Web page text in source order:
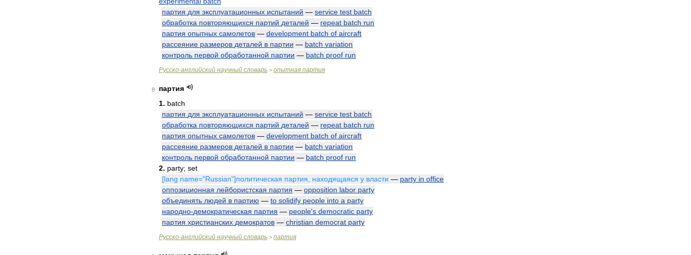
партия для эксплуатационных испытаний — service test batch
обработка повторяющихся партий деталей — repeat batch run
партия опытных самолетов — development batch of aircraft
рассеяние размеров деталей в партии — batch variation
контроль первой обработанной партии — batch proof run
Русско-английский научный словарь > опытная партия
8
партия
1. batch
партия для эксплуатационных испытаний — service test batch
обработка повторяющихся партий деталей — repeat batch run
партия опытных самолетов — development batch of aircraft
рассеяние размеров деталей в партии — batch variation
контроль первой обработанной партии — batch proof run
2. party; set
[lang name="Russian"]политическая партия находящаяся у власти — party in office
оппозиционная лейбористская партия — opposition labor party
объединять людей в партию — to solidify people into a party
народно-демократическая партия — people's democratic party
партия христианских демократов — christian democrat party
Русско-английский научный словарь > партия